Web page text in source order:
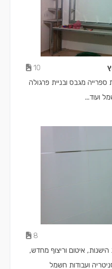
10
ספרייה מגבס ובניית פרגולה
ועוד...
8
איטום וריצוף מחדש,
ועבודות חשמל